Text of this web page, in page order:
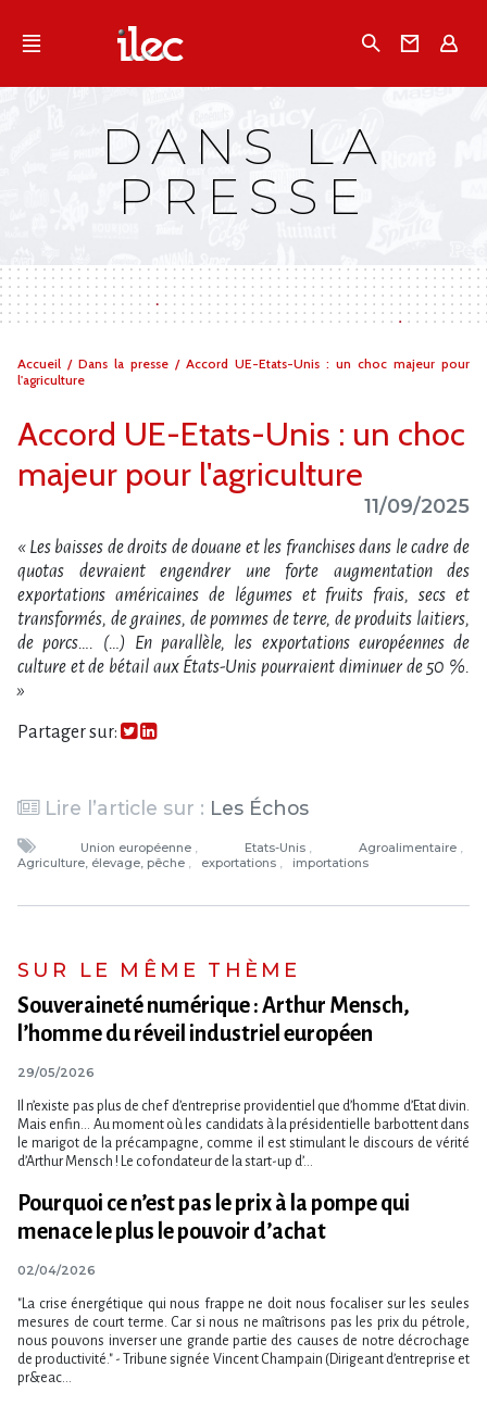
Qu'est-ce que l’Ilec
Campagnes multimarques
Dans la presse
DANS LA
PRESSE
Vous
êtes
Accueil / Dans la presse / Accord UE-Etats-Unis : un choc majeur pour
l'agriculture
Accord UE-Etats-Unis : un choc
majeur pour l'agriculture
11/09/2025
« Les baisses de droits de douane et les franchises dans le cadre de
quotas devraient engendrer une forte augmentation des
exportations américaines de légumes et fruits frais, secs et
transformés, de graines, de pommes de terre, de produits laitiers,
de porcs…. (…) En parallèle, les exportations européennes de
culture et de bétail aux États-Unis pourraient diminuer de 50 %.
»
Partager sur:
Lire l’article sur : Les Échos
Union européenne Etats-Unis
Agroalimentaire
Agriculture, élevage, pêche
exportations importations
SUR LE MÊME THÈME
Souveraineté numérique : Arthur Mensch,
l’homme du réveil industriel européen
29/05/2026
Il n’existe pas plus de chef d’entreprise providentiel que d’homme d’Etat divin.
Mais enfin... Au moment où les candidats à la présidentielle barbottent dans
le marigot de la précampagne, comme il est stimulant le discours de vérité
d’Arthur Mensch ! Le cofondateur de la start-up d’...
Pourquoi ce n’est pas le prix à la pompe qui
menace le plus le pouvoir d’achat
02/04/2026
"La crise énergétique qui nous frappe ne doit nous focaliser sur les seules
mesures de court terme. Car si nous ne maîtrisons pas les prix du pétrole,
nous pouvons inverser une grande partie des causes de notre décrochage
de productivité." - Tribune signée Vincent Champain (Dirigeant d​‌’entreprise et
pr&eac...